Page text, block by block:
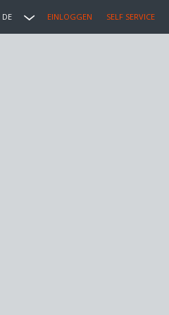
DE EINLOGGEN SELF SERVICE